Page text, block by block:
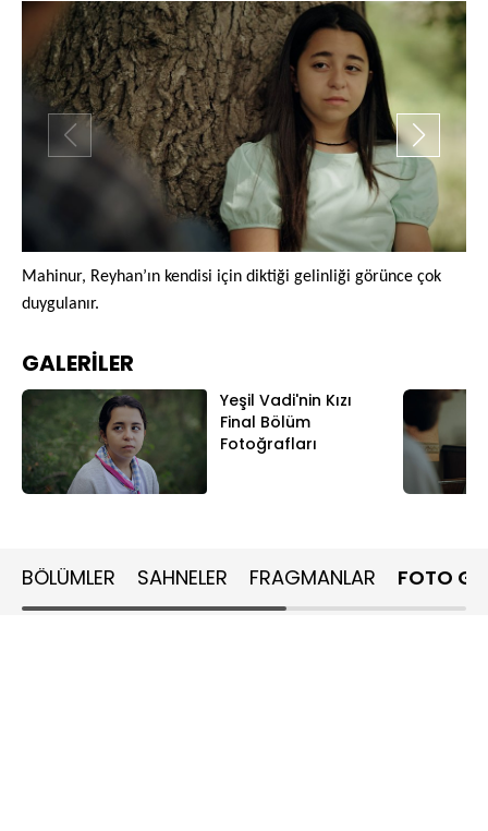
Mahinur, Reyhan’ın kendisi için diktiği gelinliği görünce çok
duygulanır.
GALERİLER
Yeşil Vadi'nin Kızı
Final Bölüm
Fotoğrafları
BÖLÜMLER SAHNELER FRAGMANLAR FOTO